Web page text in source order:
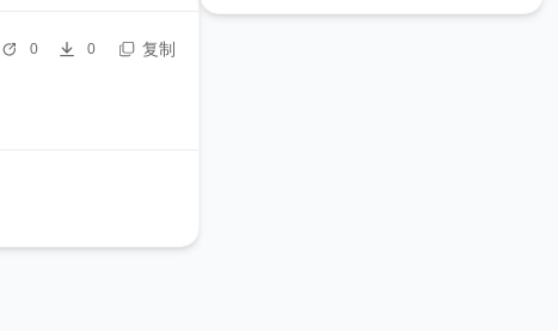
0 0 复制